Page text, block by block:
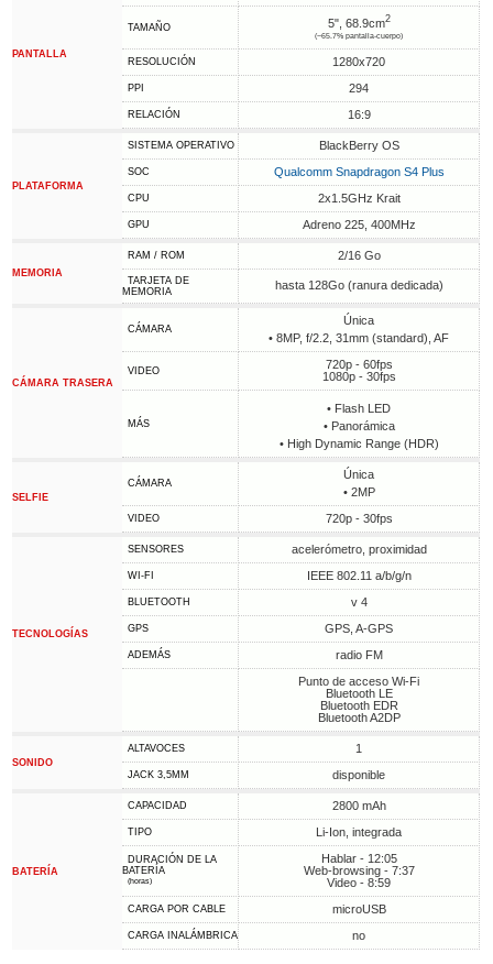
PANTALLA
TAMAÑO 5", 68.9cm2
(~65.7% pantalla-cuerpo)
RESOLUCIÓN 1280x720
PPI 294
RELACIÓN 16:9
PLATAFORMA
SISTEMA OPERATIVO BlackBerry OS
SOC Qualcomm Snapdragon S4 Plus
CPU 2x1.5GHz Krait
GPU Adreno 225, 400MHz
MEMORIA
RAM / ROM 2/16 Go
TARJETA DE
MEMORIA
hasta 128Go (ranura dedicada)
CÁMARA TRASERA
CÁMARA
Única
• 8MP, f/2.2, 31mm (standard), AF
VIDEO
720p - 60fps
1080p - 30fps
MÁS
• Flash LED
• Panorámica
• High Dynamic Range (HDR)
SELFIE
CÁMARA
Única
• 2MP
VIDEO 720p - 30fps
TECNOLOGÍAS
SENSORES acelerómetro, proximidad
WI-FI IEEE 802.11 a/b/g/n
BLUETOOTH v 4
GPS GPS, A-GPS
ADEMÁS
radio FM
Punto de acceso Wi-Fi
Bluetooth LE
Bluetooth EDR
Bluetooth A2DP
SONIDO
ALTAVOCES 1
JACK 3,5MM disponible
BATERÍA
CAPACIDAD 2800 mAh
TIPO Li-Ion, integrada
DURACIÓN DE LA
BATERÍA
(horas)
Hablar - 12:05
Web-browsing - 7:37
Video - 8:59
CARGA POR CABLE microUSB
CARGA INALÁMBRICA no